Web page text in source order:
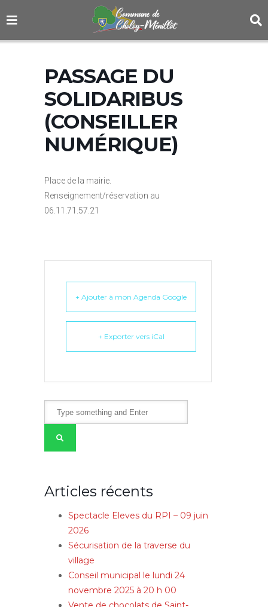
PASSAGE DU
SOLIDARIBUS
(CONSEILLER
NUMÉRIQUE)
Place de la mairie.
Renseignement/réservation au
06.11.71.57.21
+ Ajouter à mon Agenda Google
+ Exporter vers iCal
Articles récents
Spectacle Eleves du RPI – 09 juin
2026
Sécurisation de la traverse du
village
Conseil municipal le lundi 24
novembre 2025 à 20 h 00